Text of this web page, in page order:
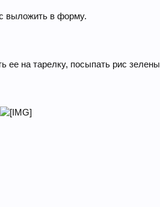
выложить в форму.
ее на тарелку, посыпать рис